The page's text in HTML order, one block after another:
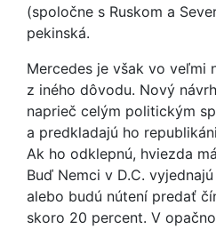
(spoločne s Ruskom a
pekinská.
Mercedes je však vo veľmi
z iného dôvodu. Nový
naprieč celým politickým
a predkladajú ho
Ak ho odklepnú, hviezda
Buď Nemci v D.C.
alebo budú nútení predať
skoro 20 percent. V